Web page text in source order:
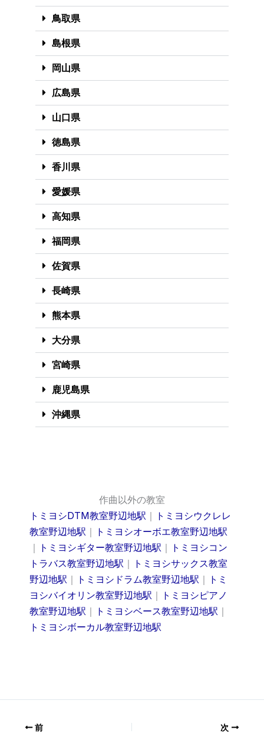
鳥取県
島根県
岡山県
広島県
山口県
徳島県
香川県
愛媛県
高知県
福岡県
佐賀県
長崎県
熊本県
大分県
宮崎県
鹿児島県
沖縄県
作曲以外の教室
トミヨシDTM教室野辺地駅 ｜ トミヨシウクレレ
教室野辺地駅 ｜ トミヨシオーボエ教室野辺地駅
｜ トミヨシギター教室野辺地駅 ｜ トミヨシコン
トラバス教室野辺地駅 ｜ トミヨシサックス教室
野辺地駅 ｜ トミヨシドラム教室野辺地駅 ｜ トミ
ヨシバイオリン教室野辺地駅 ｜ トミヨシピアノ
教室野辺地駅 ｜ トミヨシベース教室野辺地駅 ｜
トミヨシボーカル教室野辺地駅
前 次